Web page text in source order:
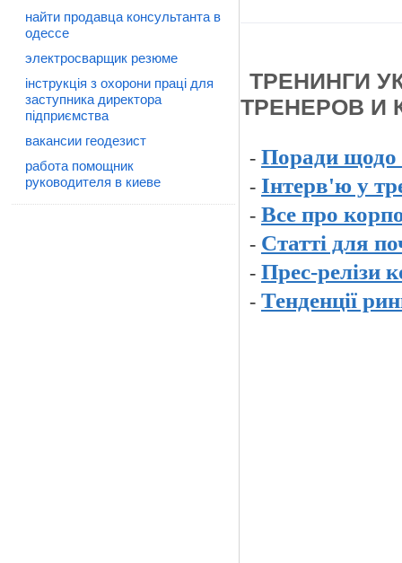
найти продавца консультанта в
одессе
электросварщик резюме
інструкція з охорони праці для
заступника директора
підприємства
вакансии геодезист
работа помощник
руководителя в киеве
ТРЕНИНГИ
ТРЕНЕРОВ И
- Поради щодо
- Інтерв'ю у
- Все про
- Статті для
- Прес-релізи
- Тенденції